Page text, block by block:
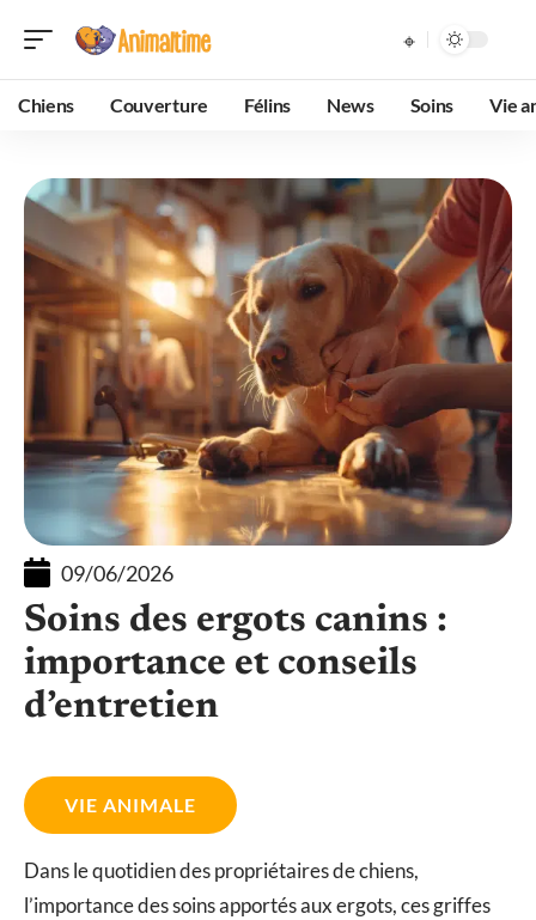
Chiens Couverture Félins News Soins Vie
09/06/2026
Soins des ergots canins :
importance et conseils
d’entretien
VIE ANIMALE
Dans le quotidien des propriétaires de chiens,
l’importance des soins apportés aux ergots, ces griffes